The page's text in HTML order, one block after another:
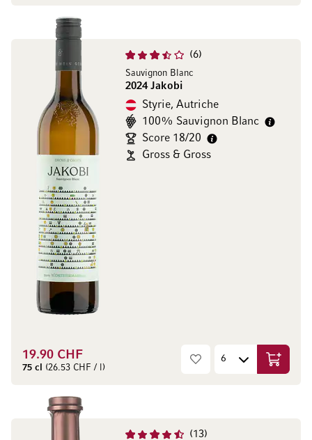
6
Sauvignon Blanc
2024 Jakobi
Styrie, Autriche
100% Sauvignon Blanc
Score 18/20
Gross & Gross
19.90 CHF
75 cl (26.53 CHF / l) Ajouter
13